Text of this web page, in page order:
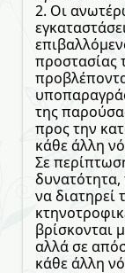
2. Οι
προστασίας
της
προς την
κάθε άλλη
Σε
δυνατότητα,
να διατηρεί
βρίσκονται
αλλά σε
κάθε άλλη